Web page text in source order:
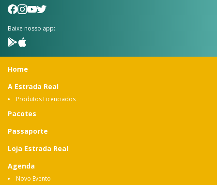
Baixe nosso app:
Home
A Estrada Real
Produtos Licenciados
Pacotes
Passaporte
Loja Estrada Real
Agenda
Novo Evento